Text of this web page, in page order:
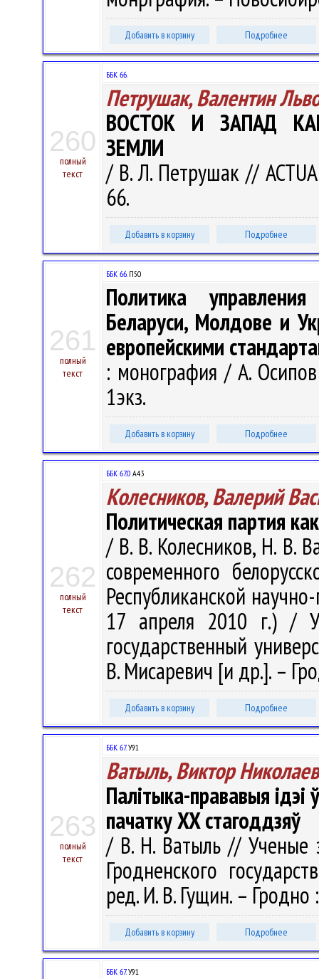
Добавить в корзину Подробнее
260
полный
текст
ББК 66.
Петрушак, Валентин
ВОСТОК И ЗАПАД
ЗЕМЛИ
/ В. Л. Петрушак //
66.
Добавить в корзину Подробнее
261
полный
текст
ББК 66.П50
Политика
Беларуси, Молдове и
европейскими
: монография / А.
1экз.
Добавить в корзину Подробнее
262
полный
текст
ББК 67.0 А43
Колесников, Валерий
Политическая партия
/ В. В. Колесников, Н. В.
современного
Республиканской
17 апреля 2010 г.) /
государственный
В. Мисаревич [и др.]. –
Добавить в корзину Подробнее
263
полный
текст
ББК 67.У91
Ватыль, Виктор
Палітыка-прававыя ідэі
пачатку XX стагоддзяў
/ В. Н. Ватыль // Ученые
Гродненского
ред. И. В. Гущин. –
Добавить в корзину Подробнее
ББК 67.У91